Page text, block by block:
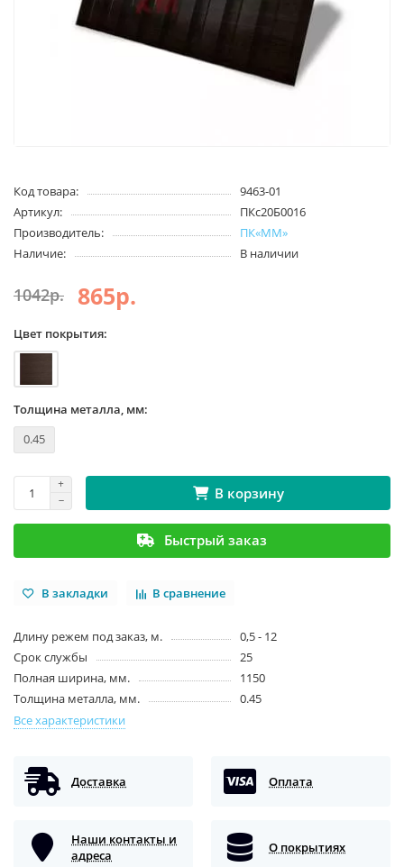
Код товара:
9463-01
Артикул:
ПКс20Б0016
Производитель:
ПК«ММ»
Наличие:
В наличии
1042р. 865р.
Цвет покрытия:
Толщина металла, мм:
0.45
В корзину
Быстрый заказ
В закладки В сравнение
Длину режем под заказ, м.
0,5 - 12
Срок службы
25
Полная ширина, мм.
1150
Толщина металла, мм.
0.45
Все характеристики
Доставка Оплата
Наши контакты и
адреса
О покрытиях